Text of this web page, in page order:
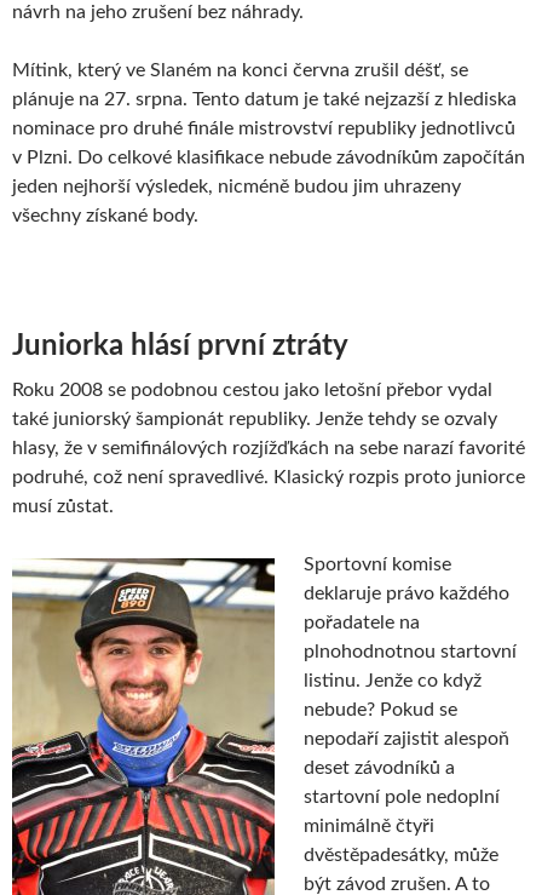
návrh na jeho zrušení bez náhrady.
Mítink, který ve Slaném na konci června zrušil déšť, se
plánuje na 27. srpna. Tento datum je také nejzazší z hlediska
nominace pro druhé finále mistrovství republiky jednotlivců
v Plzni. Do celkové klasifikace nebude závodníkům započítán
jeden nejhorší výsledek, nicméně budou jim uhrazeny
všechny získané body.
Juniorka hlásí první ztráty
Roku 2008 se podobnou cestou jako letošní přebor vydal
také juniorský šampionát republiky. Jenže tehdy se ozvaly
hlasy, že v semifinálových rozjížďkách na sebe narazí favorité
podruhé, což není spravedlivé. Klasický rozpis proto juniorce
musí zůstat.
Sportovní komise
deklaruje právo každého
pořadatele na
plnohodnotnou startovní
listinu. Jenže co když
nebude? Pokud se
nepodaří zajistit alespoň
deset závodníků a
startovní pole nedoplní
minimálně čtyři
dvěstěpadesátky, může
být závod zrušen. A to